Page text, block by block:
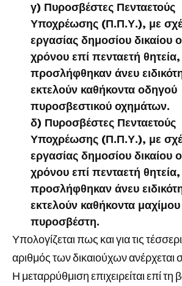
γ) Πυροσβέστες Πενταετούς
Υποχρέωσης (Π.Π.Υ.), με
εργασίας δημοσίου δικαίου
χρόνου επί πενταετή
προσλήφθηκαν άνευ
εκτελούν καθήκοντα οδηγού
πυροσβεστικού οχημάτων.
δ) Πυροσβέστες Πενταετούς
Υποχρέωσης (Π.Π.Υ.), με
εργασίας δημοσίου δικαίου
χρόνου επί πενταετή
προσλήφθηκαν άνευ
εκτελούν καθήκοντα μαχίμου
πυροσβέστη.
Υπολογίζεται πως και για τις
αριθμός των δικαιούχων ανέρχεται
Η μεταρρύθμιση επιχειρείται επί τη